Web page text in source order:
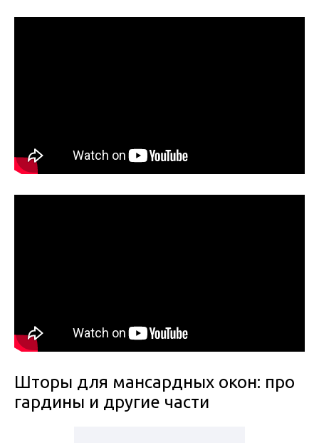
Шторы для мансардных окон: про
гардины и другие части